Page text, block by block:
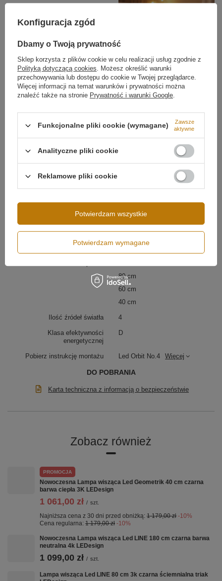
Aluminiowa oprawa w matowej czerni nadaje lampie
elegancki wygląd i skutecznie odprowadza ciepło, co
przedłuża żywotność modułów LED. Orbit No.4 to
lampa ring LED, która doskonale wpisuje się w aktualne
trendy aranżacyjne – od nowoczesnych apartamentów
po wnętrza industrialne.
Każdy z czterech ringów można indywidualnie ustawić
pod kątem i wysokością. Dzięki temu powstają
różnorodne układy – od symetrycznych po dynamiczne
i designerskie. To lampa LED stworzona do wysokich
wnętrz, w których oświetlenie pełni także rolę
Sterowanie aplikacją Smart Life
Lampa Orbit No.4 jest wyposażona w sterowanie
włączania i wyłączania, a także wybierać spośród wielu
spersonalizowane i wygodne w obsłudze – zarówno w
domu, jak i w biurze.
Napięcie wejściowe 230V
Moc lampy 108W
Strumień świetlny 9400 lm
IP20
80 cm
60 cm
40 cm
Ilość źródeł światła 4
Klasa efektywności
energetycznej
D
Pobierz instrukcję montażu Led Orbit No.4 Więcej
DO POBRANIA
Karta techniczna z informacją o bezpieczeństwie
Zobacz również
PROMOCJA
Nowoczesna Lampa wisząca Led Geometrik 40 cm czarna
barwa ciepła 3K LEDesign
1 061,00 zł / szt.
Najniższa cena z 30 dni przed obniżką: 1 179,00 zł -10%
Cena regularna: 1 179,00 zł -10%
Nowoczesna Lampa wisząca Led LINE 180 cm czarna barwa
neutralna 4k LEDesign
1 099,00 zł / szt.
Lampa wisząca Led LINE 80 cm 3k czarna ściemnialna triak
Konfiguracja zgód
Dbamy o Twoją prywatność
Sklep korzysta z plików cookie w celu realizacji usług zgodnie z
Polityką dotyczącą cookies. Możesz określić warunki
przechowywania lub dostępu do cookie w Twojej przeglądarce.
Więcej informacji na temat warunków i prywatności można
znaleźć także na stronie Prywatność i warunki Google.
Funkcjonalne pliki cookie (wymagane)
Zawsze
aktywne
Analityczne pliki cookie
Reklamowe pliki cookie
Potwierdzam wymagane
Potwierdzam wszystkie